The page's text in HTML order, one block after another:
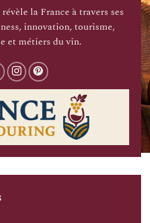
la France à travers ses
innovation, tourisme,
et métiers du vin.